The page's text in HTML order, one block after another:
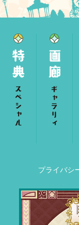
プライバシ